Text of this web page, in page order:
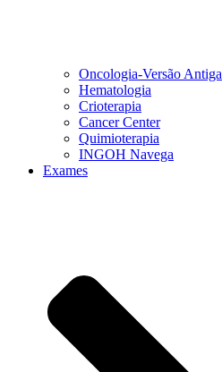
Oncologia-Versão Antiga
Hematologia
Crioterapia
Cancer Center
Quimioterapia
INGOH Navega
Exames